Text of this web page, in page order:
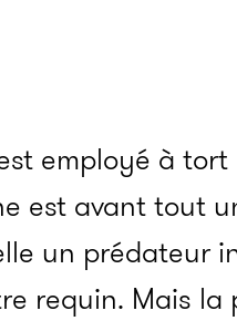
employé à
est avant tout
un prédateur
requin. Mais